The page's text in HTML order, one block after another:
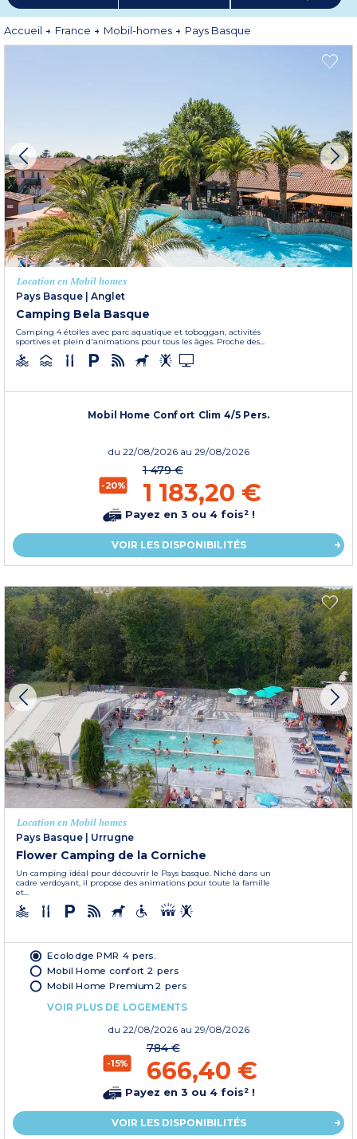
courses de vaches, à l’effervescence des supporteurs de rugby, aux cris
passionnés des joueurs de pelote, touché par les chants basques improvisés …
Bienvenue dans une région festive !
Accueil France Mobil-homes Pays Basque
Location en Mobil homes
Pays Basque
Anglet
Camping Bela Basque
Camping 4 étoiles avec parc aquatique et toboggan, activités
sportives et plein d'animations pour tous les âges. Proche des...
Mobil Home Confort Clim 4/5 Pers.
du 22/08/2026 au 29/08/2026
-20%
1 479 €
1 183,20 €
Payez en 3 ou 4 fois² !
VOIR LES DISPONIBILITÉS
Location en Mobil homes
Pays Basque
Urrugne
Flower Camping de la Corniche
Un camping idéal pour découvrir le Pays basque. Niché dans un
cadre verdoyant, il propose des animations pour toute la famille
et...
Ecolodge PMR 4 pers.
Mobil Home confort 2 pers
Mobil Home Premium 2 pers
VOIR PLUS DE LOGEMENTS
du 22/08/2026 au 29/08/2026
-15%
784 €
666,40 €
Payez en 3 ou 4 fois² !
VOIR LES DISPONIBILITÉS